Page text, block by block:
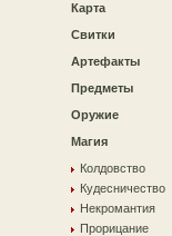
Карта
Свитки
Артефакты
Предметы
Оружие
Магия
Колдовство
Кудесничество
Некромантия
Прорицание